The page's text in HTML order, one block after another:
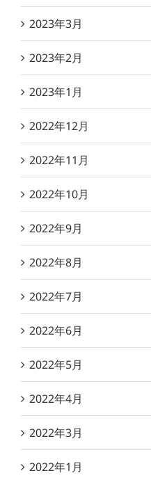
2023年3月
2023年2月
2023年1月
2022年12月
2022年11月
2022年10月
2022年9月
2022年8月
2022年7月
2022年6月
2022年5月
2022年4月
2022年3月
2022年1月